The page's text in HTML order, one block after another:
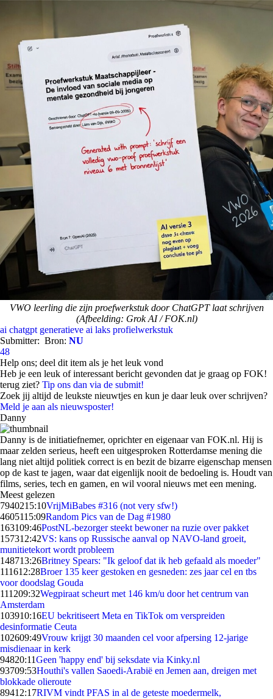
VWO leerling die zijn proefwerkstuk door ChatGPT laat schrijven
(Afbeelding: Grok AI / FOK.nl)
ai chatgpt generatieve ai laks profielwerkstuk
Submitter: Bron: NU
48
Help ons; deel dit item als je het leuk vond
Heb je een leuk of interessant bericht gevonden dat je graag op FOK!
terug ziet? Tip ons dan via de submit!
Zoek jij altijd de leukste nieuwtjes en kun je daar leuk over schrijven?
Meld je aan als nieuwsposter!
Danny
Danny is de initiatiefnemer, oprichter en eigenaar van FOK.nl. Hij is
maar zelden serieus, heeft een uitgesproken Rotterdamse mening die
lang niet altijd politiek correct is en bezit de bizarre eigenschap mensen
op de kast te jagen, waar dat eigenlijk nooit de bedoeling is. Houdt van
films, series, tech en gamen, en wil vooral nieuws met een mening.
Meest gelezen
7940215:10VrijMiBabes #316 (not very sfw!)
4605115:09Random Pics van de Dag #1980
163109:46PostNL-bezorger steekt bewoner na ruzie over pakket
157312:42VS: kans op Russische aanval op NAVO-land groeit,
munitietekort wordt probleem
148713:26Britney Spears: "Ik geloof dat ik heb gefaald als moeder"
111612:28Broer 135 keer gestoken en gesneden: zes jaar cel en tbs
voor doodslag Gouda
111209:32Wegpiraat scheurt met 146 km/u door het centrum van
Amsterdam
103910:16EU bekritiseert Meta en TikTok om verspreiden
desinformatie Ceuta
102609:49Vrouw krijgt 30 maanden cel voor afpersing 12-jarige
misdienaar in kerk
94820:11Geen 'happy end' bij seksdate via Kinky.nl
93709:53Houthi's vallen Saoedi-Arabië en Jemen aan, dreigen met
blokkade olieroute
89412:17RIVM vindt PFAS in al de geteste moedermelk,